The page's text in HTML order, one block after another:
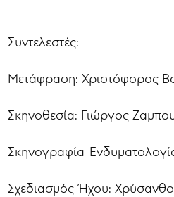
Συντελεστές:
Μετάφραση: Χριστόφορος
Σκηνοθεσία: Γιώργος
Σκηνογραφία-
Σχεδιασμός Ήχου: